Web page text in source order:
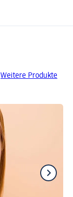
Weitere Produkte